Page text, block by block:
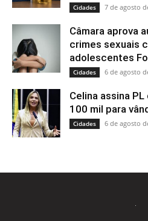
Cidades 7 de agosto
Câmara aprova
crimes sexuais
adolescentes
Cidades 6 de agosto
Celina assina
100 mil para
Cidades 6 de agosto